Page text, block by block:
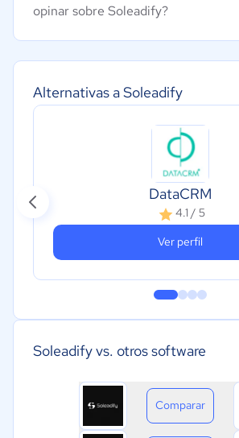
Alternativas a Soleadify
DataCRM
4.1 / 5
Ver perfil
Soleadify vs. otros software
Comparar
opinar sobre Soleadify?